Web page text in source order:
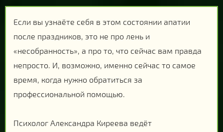
Если вы узнаёте себя в этом состоянии апатии
после праздников, это не про лень и
«несобранность», а про то, что сейчас вам правда
непросто. И, возможно, именно сейчас то самое
время, когда нужно обратиться за
профессиональной помощью.
Психолог Александра Киреева ведёт